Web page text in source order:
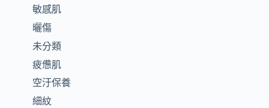
敏感肌
曬傷
未分類
疲憊肌
空汙保養
細紋